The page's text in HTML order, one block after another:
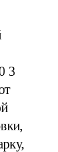
3